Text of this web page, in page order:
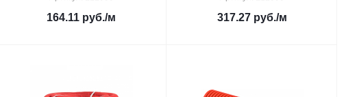
164.11 руб./м 317.27руб./м